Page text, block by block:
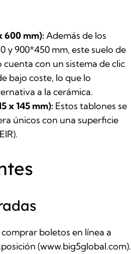
600 mm):Además de los
y 900*450 mm, este suelo de
con un sistema de clic
bajo coste, lo que lo
a la cerámica.
x 145 mm): Estos tablones se
únicos con una superficie
boletos en línea a
(www.big5global.com).